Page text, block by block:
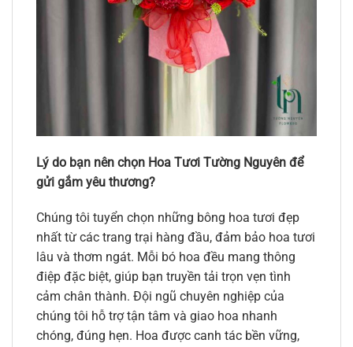
Lý do bạn nên chọn Hoa Tươi Tường Nguyên để
gửi gắm yêu thương?
Chúng tôi tuyển chọn những bông hoa tươi đẹp
nhất từ các trang trại hàng đầu, đảm bảo hoa tươi
lâu và thơm ngát. Mỗi bó hoa đều mang thông
điệp đặc biệt, giúp bạn truyền tải trọn vẹn tình
cảm chân thành. Đội ngũ chuyên nghiệp của
chúng tôi hỗ trợ tận tâm và giao hoa nhanh
chóng, đúng hẹn. Hoa được canh tác bền vững,